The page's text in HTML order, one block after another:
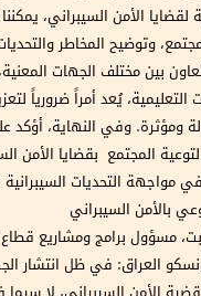
لقضايا الأمن السيبراني،
وتوضيح المخاطر
بين مختلف الجهات
يُعد أمراً ضرورياً
ومؤثرة. وفي النهاية، أؤكد
المجتمع بقضايا الأمن
في مواجهة التحديات السيبرانية
بالأمن السيبراني
مسؤول برامج ومشاريع
العراق: في ظل انتشار